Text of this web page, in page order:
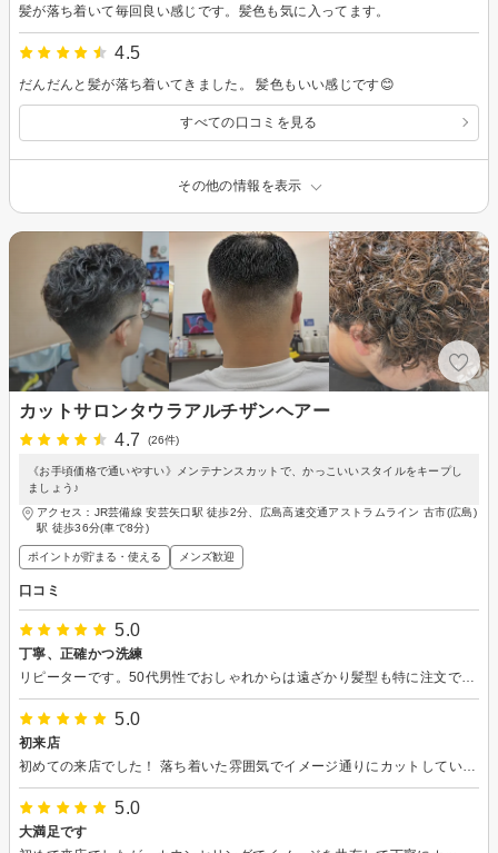
髪が落ち着いて毎回良い感じです。髪色も気に入ってます。
4.5
だんだんと髪が落ち着いてきました。 髪色もいい感じです😊
すべての口コミを見る
その他の情報を表示
カットサロンタウラアルチザンヘアー
4.7
(26件)
《お手頃価格で通いやすい》メンテナンスカットで、かっこいいスタイルをキープし
ましょう♪
アクセス：JR芸備線 安芸矢口駅 徒歩2分、広島高速交通アストラムライン 古市(広島)
駅 徒歩36分(車で8分)
ポイントが貯まる・使える メンズ歓迎
口コミ
5.0
丁寧、正確かつ洗練
リピーターです。50代男性でおしゃれからは遠ざかり髪型も特に注文できなくなりました（まだ髪はありますよｗ）希望の長さだけ伝えれば不思議と自然で清潔感ある髪型にしてくれます。人気店で予約必須なため急ぎの時は難しいかもしれません。けど他店でカットはもう考えられないなぁと。ボサボサになった頭で自分の計画性のなさを嘆きます。お任せ派もこだわり派も満足できるサロンではないでしょうか。
5.0
初来店
初めての来店でした！ 落ち着いた雰囲気でイメージ通りにカットしていただけました！
5.0
大満足です